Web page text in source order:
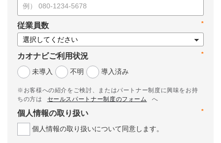
*
従業員数
*
カオナビご利用状況
未導入
不明 導入済み
※お客様への紹介をご検討、またはパートナー制度に興味をお持
ちの方は
セールスパートナー制度のフォーム
へ
*
個人情報の取り扱い
個人情報の取り扱いについて同意します。